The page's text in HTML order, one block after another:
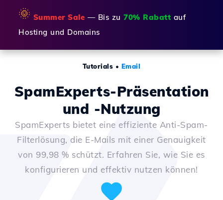
🌞 Summer Sale — Bis zu 70% Rabatt auf
Hosting und Domains
Tutorials • Email
SpamExperts-Präsentation
und -Nutzung
SpamExperts bietet eine effiziente Anti-Spam-
Filterlösung, die E-Mails mit einer Genauigkeit
von 99,98 % schützt. Erfahren Sie, wie Sie es
konfigurieren und effektiv nutzen können!